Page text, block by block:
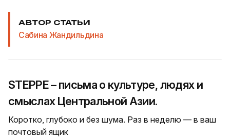
АВТОР СТАТЬИ
Сабина Жандильдина
STEPPE – письма о культуре, людях и
смыслах Центральной Азии.
Коротко, глубоко и без шума. Раз в неделю — в ваш
почтовый ящик